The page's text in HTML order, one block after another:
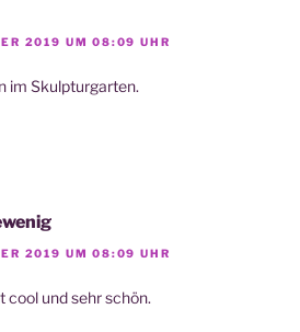
2019 UM 08:09 UHR
im Skulpturgarten.
2019 UM 08:09 UHR
cool und sehr schön.